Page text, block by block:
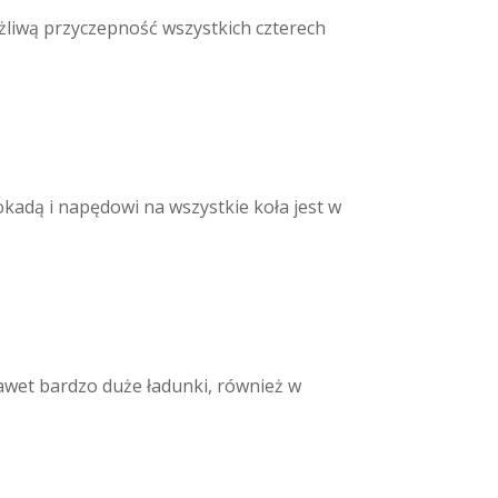
przyczepność wszystkich czterech
i napędowi na wszystkie koła jest w
bardzo duże ładunki, również w